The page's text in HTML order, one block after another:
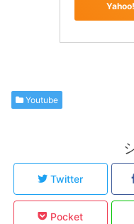
Youtube
Twitter
Pocket